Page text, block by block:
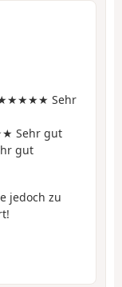
Sehr
Sehr gut
gut
jedoch zu